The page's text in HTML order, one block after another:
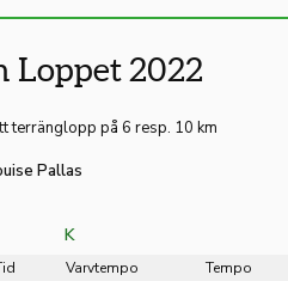
Loppet 2022
terränglopp på 6 resp. 10 km
Pallas
K
Varvtempo Tempo